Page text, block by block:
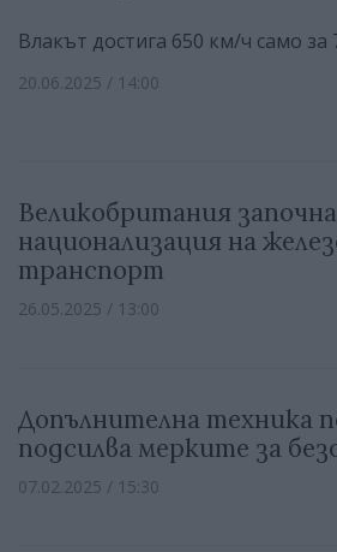
Влакът достига 650 км/ч само за
20.06.2025 / 14:00
Великобритания започна
национализация на
транспорт
26.05.2025 / 13:00
Допълнителна техника
подсилва мерките за
07.02.2025 / 15:30